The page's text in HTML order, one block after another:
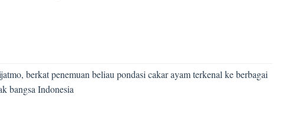
berkat penemuan beliau pondasi cakar ayam terkenal ke berbagai
bangsa Indonesia